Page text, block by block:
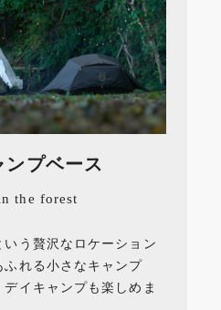
ンプベース
the forest
う贅沢なロケーション
ふれる小さなキャンプ
イキャンプも楽しめま